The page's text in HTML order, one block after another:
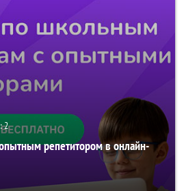
2
репетитором в онлайн-